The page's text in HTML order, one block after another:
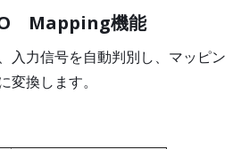
Mapping機能
入力信号を自動判別し、マッピン
変換します。